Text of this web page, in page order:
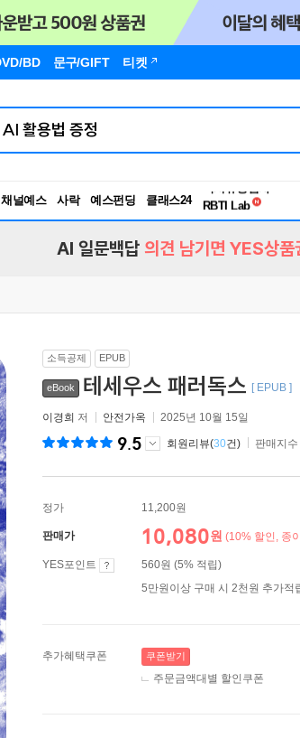
BD 문구/GIFT 티켓
채널예스 사락 예스펀딩 클래스24
RBTI Lab
독서유형검사
AI 일문백답 의견 남기면 YES상품
소득공제 EPUB
eBook 테세우스 패러독스 [ EPUB ]
이경희 저 안전가옥 2025년 10월 15일
9.5 회원리뷰(30건) 판매지
정가 11,200원
판매가 10,080원 (10% 할인, 종
YES포인트
560원 (5% 적립)
5만원이상 구매 시 2천원 추가적
추가혜택쿠폰 쿠폰받기
주문금액대별 할인쿠폰